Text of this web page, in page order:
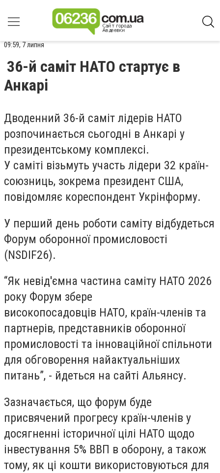
09:59, 7 липня
36-й саміт НАТО стартує в
Анкарі
Дводенний 36-й саміт лідерів НАТО
розпочинається сьогодні в Анкарі у
президентському комплексі.
У саміті візьмуть участь лідери 32 країн-
союзниць, зокрема президент США,
повідомляє кореспондент Укрінформу.
У перший день роботи саміту відбудеться
Форум оборонної промисловості
(NSDIF26).
“Як невід'ємна частина саміту НАТО 2026
року Форум збере
високопосадовців НАТО, країн-членів та
партнерів, представників оборонної
промисловості та інноваційної спільноти
для обговорення найактуальніших
питань”, - йдеться на сайті Альянсу.
Зазначається, що форум буде
присвячений прогресу країн-членів у
досягненні історичної цілі НАТО щодо
інвестування 5% ВВП в оборону, а також
тому, як ці кошти використовуються для